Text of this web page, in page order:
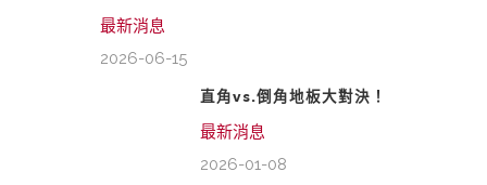
最新消息
2026-06-15
直角vs.倒角地板大對決！
最新消息
2026-01-08